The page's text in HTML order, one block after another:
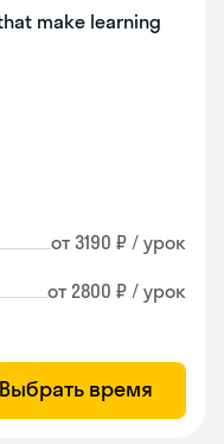
make learning
от 3190 ₽ / урок
от 2800 ₽ / урок
Выбрать время